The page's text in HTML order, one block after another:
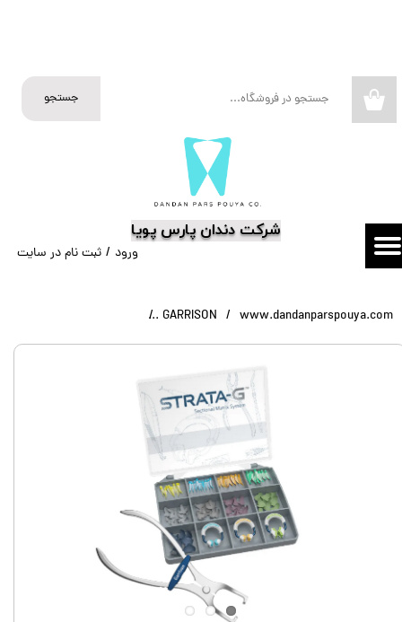
​شرکت دندان پارس پویا
جستجو
ورود / ثبت نام در سایت
تغییر گذر واژه
سفارشات
www.dandanparspouya.com
GARRISON